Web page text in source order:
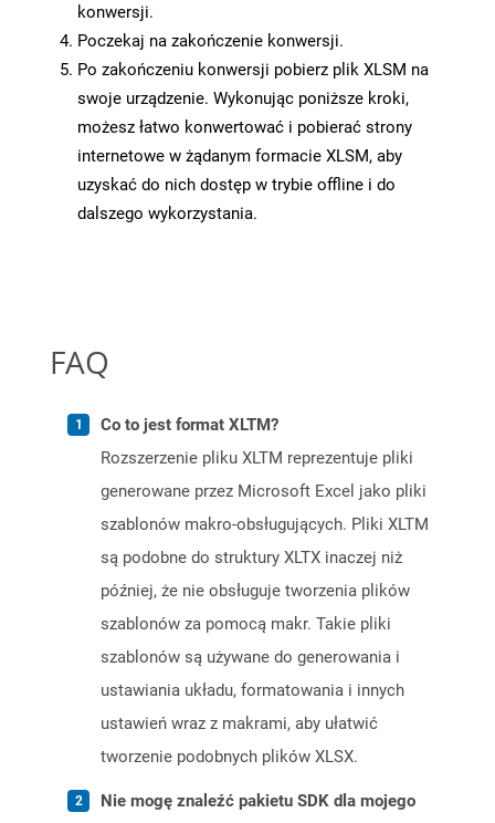
konwersji.
Poczekaj na zakończenie konwersji.
Po zakończeniu konwersji pobierz plik XLSM na
swoje urządzenie. Wykonując poniższe kroki,
możesz łatwo konwertować i pobierać strony
internetowe w żądanym formacie XLSM, aby
uzyskać do nich dostęp w trybie offline i do
dalszego wykorzystania.
FAQ
Co to jest format XLTM?
Rozszerzenie pliku XLTM reprezentuje pliki
generowane przez Microsoft Excel jako pliki
szablonów makro-obsługujących. Pliki XLTM
są podobne do struktury XLTX inaczej niż
później, że nie obsługuje tworzenia plików
szablonów za pomocą makr. Takie pliki
szablonów są używane do generowania i
ustawiania układu, formatowania i innych
ustawień wraz z makrami, aby ułatwić
tworzenie podobnych plików XLSX.
Nie mogę znaleźć pakietu SDK dla mojego